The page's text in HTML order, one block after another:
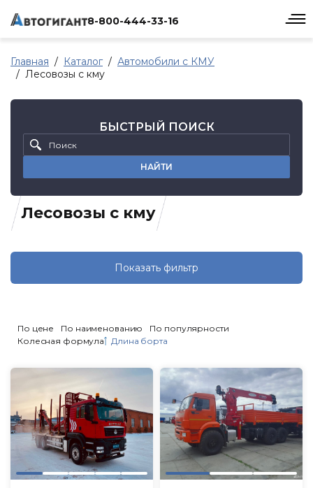
8-800-444-33-16
Главная Каталог
Автомобили с КМУ
Лесовозы с кму
Лесовозы с кму
БЫСТРЫЙ ПОИСК
НАЙТИ
Показать фильтр
По цене По наименованию
По популярности
Колесная формула
Длина борта